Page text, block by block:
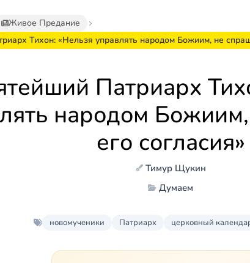
Живое Предание
Тихон: «Нельзя управлять народом Божиим, не
Патриарх
народом
его согласия»
Тимур Щукин
Думаем
новомученики Патриарх церковный